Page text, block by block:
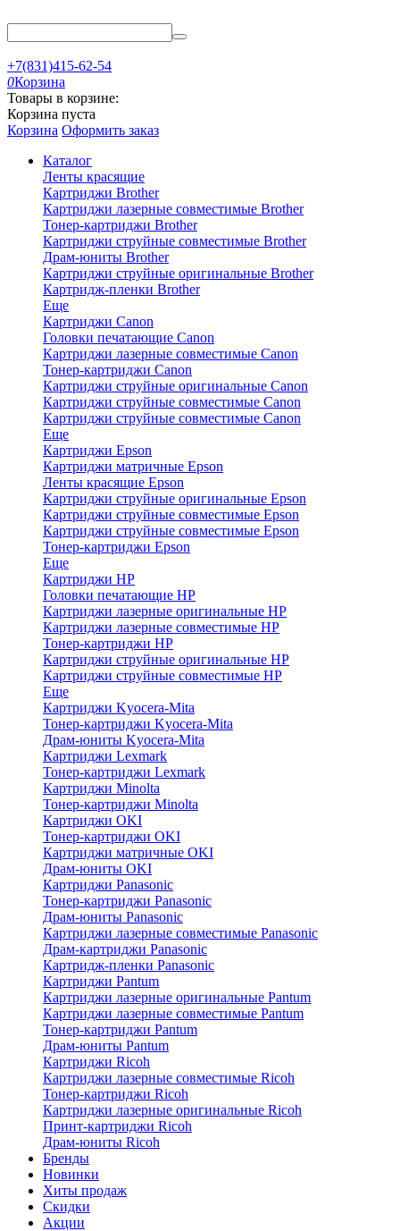
+7(831)415-62-54
0Корзина
Товары в корзине:
Корзина пуста
Корзина Оформить заказ
Каталог
Ленты красящие
Картриджи Brother
Картриджи лазерные совместимые Brother
Тонер-картриджи Brother
Картриджи струйные совместимые Brother
Драм-юниты Brother
Картриджи струйные оригинальные Brother
Картридж-пленки Brother
Еще
Картриджи Canon
Головки печатающие Canon
Картриджи лазерные совместимые Canon
Тонер-картриджи Canon
Картриджи струйные оригинальные Canon
Картриджи струйные совместимые Canon
Картриджи струйные совместимые Canon
Еще
Картриджи Epson
Картриджи матричные Epson
Ленты красящие Epson
Картриджи струйные оригинальные Epson
Картриджи струйные совместимые Epson
Картриджи струйные совместимые Epson
Тонер-картриджи Epson
Еще
Картриджи HP
Головки печатающие HP
Картриджи лазерные оригинальные HP
Картриджи лазерные совместимые HP
Тонер-картриджи HP
Картриджи струйные оригинальные HP
Картриджи струйные совместимые HP
Еще
Картриджи Kyocera-Mita
Тонер-картриджи Kyocera-Mita
Драм-юниты Kyocera-Mita
Картриджи Lexmark
Тонер-картриджи Lexmark
Картриджи Minolta
Тонер-картриджи Minolta
Картриджи OKI
Тонер-картриджи OKI
Картриджи матричные OKI
Драм-юниты OKI
Картриджи Panasonic
Тонер-картриджи Panasonic
Драм-юниты Panasonic
Картриджи лазерные совместимые Panasonic
Драм-картриджи Panasonic
Картридж-пленки Panasonic
Картриджи Pantum
Картриджи лазерные оригинальные Pantum
Картриджи лазерные совместимые Pantum
Тонер-картриджи Pantum
Драм-юниты Pantum
Картриджи Ricoh
Картриджи лазерные совместимые Ricoh
Тонер-картриджи Ricoh
Картриджи лазерные оригинальные Ricoh
Принт-картриджи Ricoh
Драм-юниты Ricoh
Бренды
Новинки
Хиты продаж
Скидки
Акции